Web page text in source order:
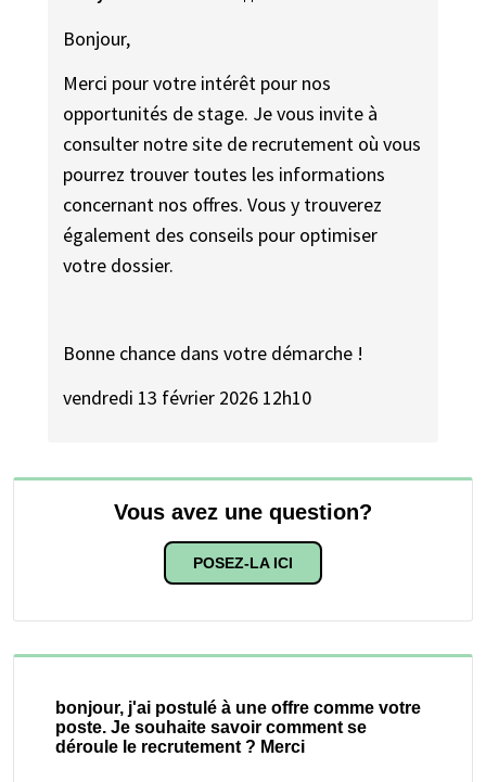
Bonjour,
Merci pour votre intérêt pour nos
opportunités de stage. Je vous invite à
consulter notre site de recrutement où vous
pourrez trouver toutes les informations
concernant nos offres. Vous y trouverez
également des conseils pour optimiser
votre dossier.
Bonne chance dans votre démarche !
vendredi 13 février 2026 12h10
Vous avez une question?
POSEZ-LA ICI
bonjour, j'ai postulé à une offre comme votre
poste. Je souhaite savoir comment se
déroule le recrutement ? Merci